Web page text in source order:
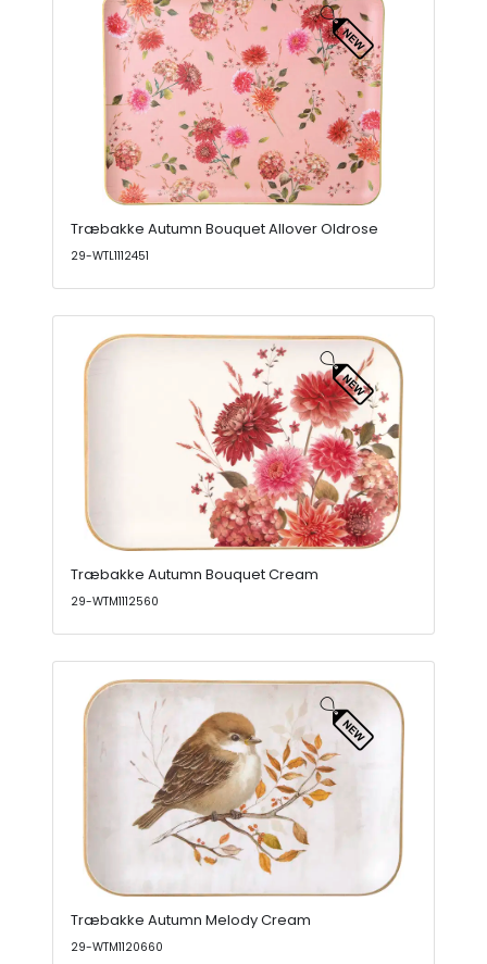
Træbakke Autumn Bouquet Allover Oldrose
29-WTL1112451
Træbakke Autumn Bouquet Cream
29-WTM1112560
Træbakke Autumn Melody Cream
29-WTM1120660